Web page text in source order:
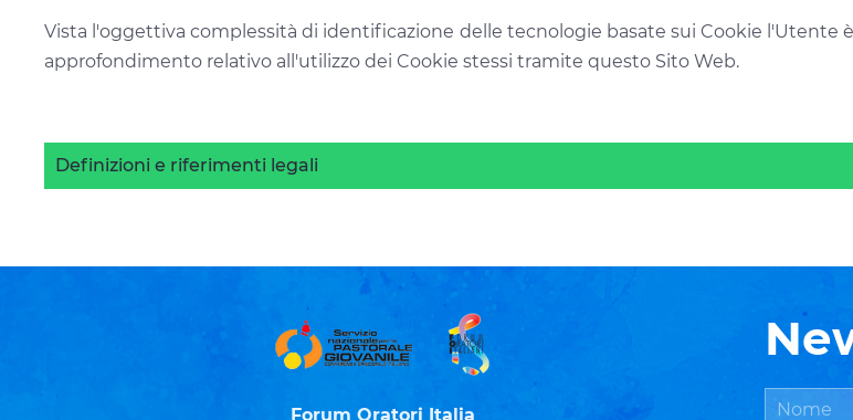
Vista l'oggettiva complessità di identificazione delle tecnologie basate sui Cookie l'Utente
approfondimento relativo all'utilizzo dei Cookie stessi tramite questo Sito Web.
Definizioni e riferimenti legali
Forum Oratori Italia